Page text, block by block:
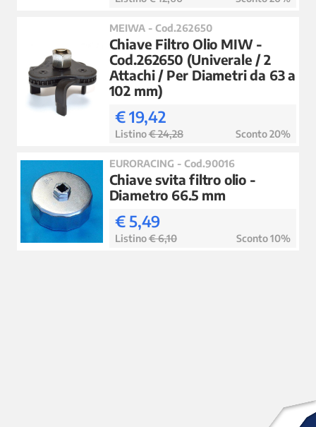
MEIWA - Cod.262650
Chiave Filtro Olio MIW -
Cod.262650 (Univerale / 2
Attachi / Per Diametri da 63 a
102 mm)
€ 19,42
Listino€ 24,28 Sconto 20%
EURORACING - Cod.90016
Chiave svita filtro olio -
Diametro 66.5 mm
€ 5,49
Listino€ 6,10 Sconto 10%